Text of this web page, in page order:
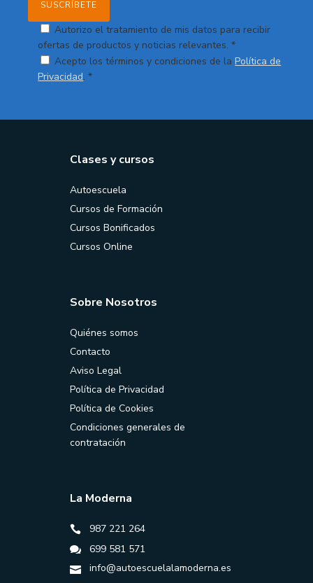
Autorizo el tratamiento de mis datos para recibir
ofertas de productos y noticias relevantes. *
Acepto los términos y condiciones de laPolítica de
Privacidad. *
Clases y cursos
Autoescuela
Cursos de Formación
Cursos Bonificados
Cursos Online
Sobre Nosotros
Quiénes somos
Contacto
Aviso Legal
Política de Privacidad
Política de Cookies
Condiciones generales de
contratación
La Moderna
987 221 264
699 581 571
info@autoescuelalamoderna.es